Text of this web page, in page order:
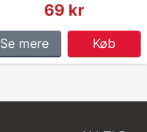
69 kr
Se mere Køb